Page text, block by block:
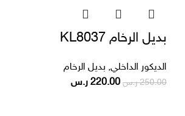
بديل الرخام KL8037
الديكور الداخلي, بديل الرخام
250.00 ر.س 220.00 ر.س